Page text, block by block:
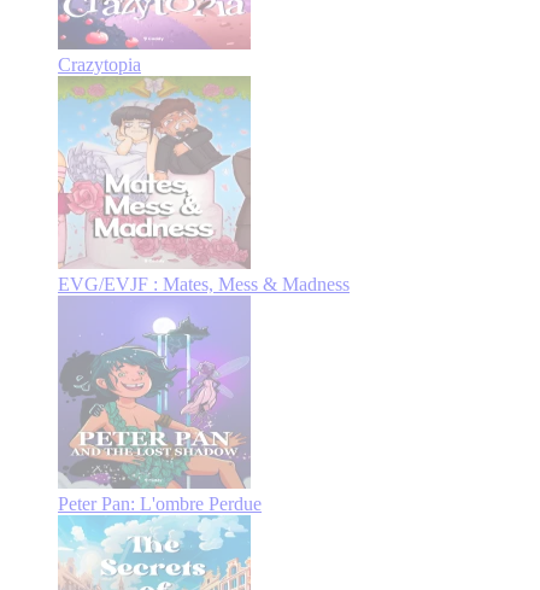
Crazytopia
EVG/EVJF : Mates, Mess & Madness
Peter Pan: L'ombre Perdue